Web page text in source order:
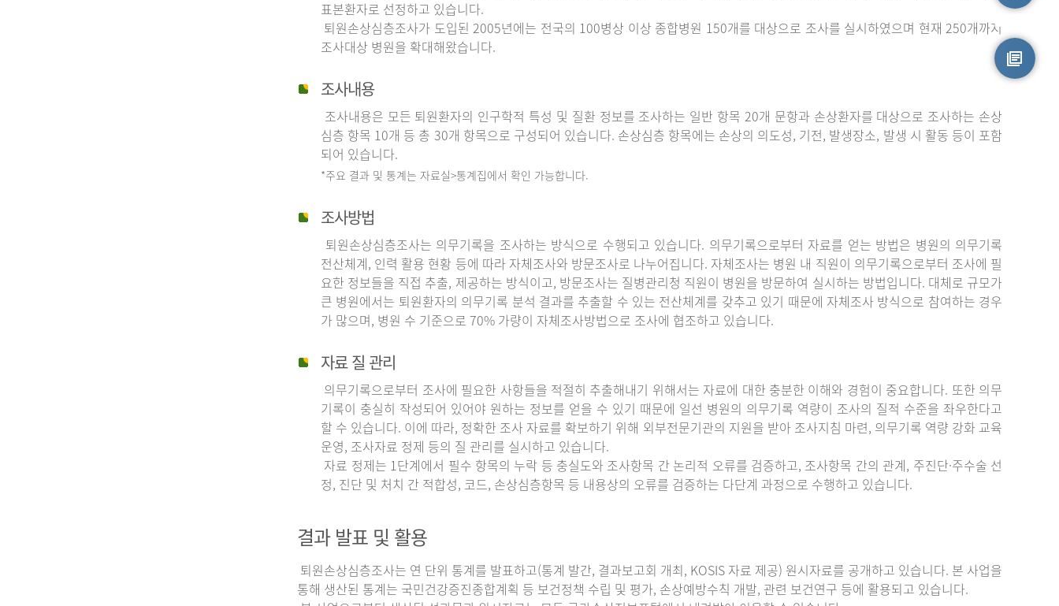
표본환자로 선정하고 있습니다.
퇴원손상심층조사가 도입된 2005년에는 전국의 100병상 이상 종합병원 150개를 대상으로 조사를 실시하였으며 현재 250개까지
조사대상 병원을 확대해왔습니다.
조사내용
조사내용은 모든 퇴원환자의 인구학적 특성 및 질환 정보를 조사하는 일반 항목 20개 문항과 손상환자를 대상으로 조사하는 손상
심층 항목 10개 등 총 30개 항목으로 구성되어 있습니다. 손상심층 항목에는 손상의 의도성, 기전, 발생장소, 발생 시 활동 등이 포함
되어 있습니다.
*주요 결과 및 통계는 자료실>통계집에서 확인 가능합니다.
조사방법
퇴원손상심층조사는 의무기록을 조사하는 방식으로 수행되고 있습니다. 의무기록으로부터 자료를 얻는 방법은 병원의 의무기록
전산체계, 인력 활용 현황 등에 따라 자체조사와 방문조사로 나누어집니다. 자체조사는 병원 내 직원이 의무기록으로부터 조사에 필
요한 정보들을 직접 추출, 제공하는 방식이고, 방문조사는 질병관리청 직원이 병원을 방문하여 실시하는 방법입니다. 대체로 규모가
큰 병원에서는 퇴원환자의 의무기록 분석 결과를 추출할 수 있는 전산체계를 갖추고 있기 때문에 자체조사 방식으로 참여하는 경우
가 많으며, 병원 수 기준으로 70% 가량이 자체조사방법으로 조사에 협조하고 있습니다.
자료 질 관리
의무기록으로부터 조사에 필요한 사항들을 적절히 추출해내기 위해서는 자료에 대한 충분한 이해와 경험이 중요합니다. 또한 의무
기록이 충실히 작성되어 있어야 원하는 정보를 얻을 수 있기 때문에 일선 병원의 의무기록 역량이 조사의 질적 수준을 좌우한다고
할 수 있습니다. 이에 따라, 정확한 조사 자료를 확보하기 위해 외부전문기관의 지원을 받아 조사지침 마련, 의무기록 역량 강화 교육
운영, 조사자료 정제 등의 질 관리를 실시하고 있습니다.
자료 정제는 1단계에서 필수 항목의 누락 등 충실도와 조사항목 간 논리적 오류를 검증하고, 조사항목 간의 관계, 주진단·주수술 선
정, 진단 및 처치 간 적합성, 코드, 손상심층항목 등 내용상의 오류를 검증하는 다단계 과정으로 수행하고 있습니다.
결과 발표 및 활용
퇴원손상심층조사는 연 단위 통계를 발표하고(통계 발간, 결과보고회 개최, KOSIS 자료 제공) 원시자료를 공개하고 있습니다. 본 사업을
통해 생산된 통계는 국민건강증진종합계획 등 보건정책 수립 및 평가, 손상예방수칙 개발, 관련 보건연구 등에 활용되고 있습니다.
손상통계